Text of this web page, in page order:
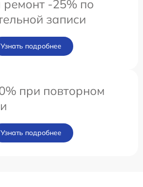
-25% по
записи
Узнать подробнее
при повторном
Узнать подробнее